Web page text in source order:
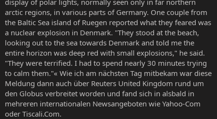
arctic regions, in various parts of Germany. One couple from
the Baltic Sea island of Ruegen reported what they feared was
a nuclear explosion in Denmark. "They stood at the beach,
looking out to the sea towards Denmark and told me the
entire horizon was deep red with small explosions," he said.
"They were terrified. I had to spend nearly 30 minutes trying
to calm them."« Wie ich am nächsten Tag mitbekam war diese
Meldung dann auch über Reuters United Kingdom rund um
den Globus verbreitet worden und fand sich in alsbald in
mehreren internationalen Newsangeboten wie Yahoo-Com
oder Tiscali.Com.